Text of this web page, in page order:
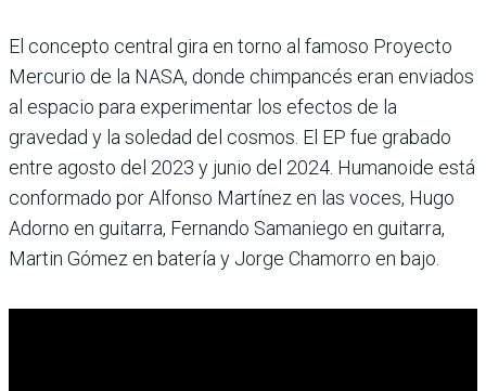
El concepto central gira en torno al famoso Proyecto
Mercurio de la NASA, donde chimpancés eran enviados
al espacio para experimentar los efectos de la
gravedad y la soledad del cosmos. El EP fue grabado
entre agosto del 2023 y junio del 2024. Humanoide está
conformado por Alfonso Martínez en las voces, Hugo
Adorno en guitarra, Fernando Samaniego en guitarra,
Martin Gómez en batería y Jorge Chamorro en bajo.